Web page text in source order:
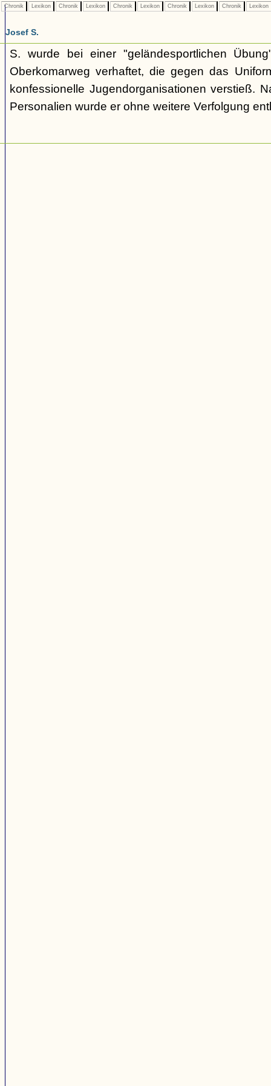
Chronik Lexikon Chronik Lexikon Chronik Lexikon Chronik Lexikon Chronik Lexikon
Josef S.
S. wurde bei einer "geländesportlichen
Oberkomarweg verhaftet, die gegen das
konfessionelle Jugendorganisationen verstieß.
Personalien wurde er ohne weitere Verfolgung